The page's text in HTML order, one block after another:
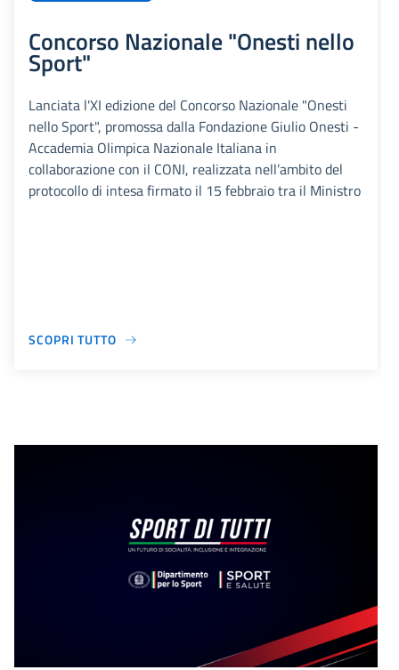
Concorso Nazionale "Onesti nello
Sport"
Lanciata l'XI edizione del Concorso Nazionale "Onesti
nello Sport", promossa dalla Fondazione Giulio Onesti -
Accademia Olimpica Nazionale Italiana in
collaborazione con il CONI, realizzata nell’ambito del
protocollo di intesa firmato il 15 febbraio tra il Ministro
SCOPRI TUTTO